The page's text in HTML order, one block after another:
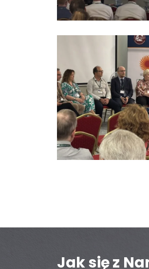
Jak się z